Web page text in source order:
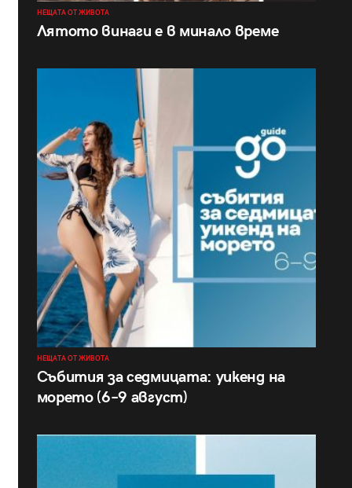
НЕЩАТА ОТ ЖИВОТА
Лятото винаги е в минало време
НЕЩАТА ОТ ЖИВОТА
Събития за седмицата: уикенд на
морето (6–9 август)